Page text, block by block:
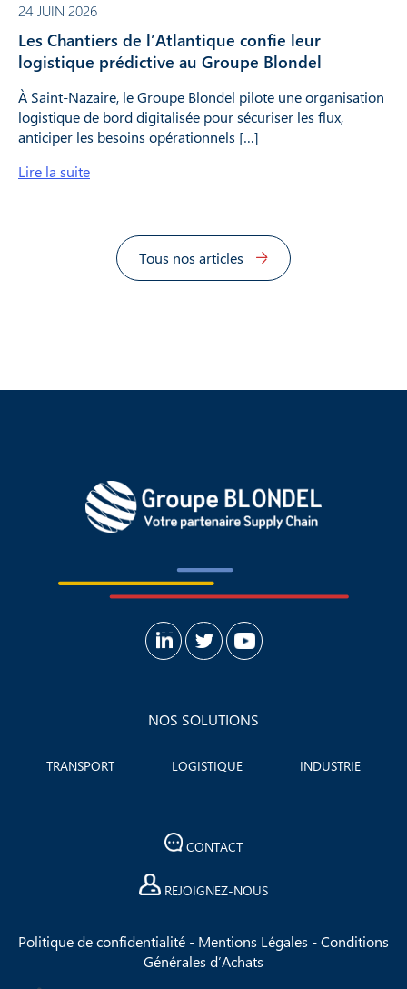
24 JUIN 2026
Les Chantiers de l’Atlantique confie leur
logistique prédictive au Groupe Blondel
À Saint-Nazaire, le Groupe Blondel pilote une organisation
logistique de bord digitalisée pour sécuriser les flux,
anticiper les besoins opérationnels […]
Lire la suite
Tous nos articles
NOS SOLUTIONS
TRANSPORT LOGISTIQUE INDUSTRIE
CONTACT
REJOIGNEZ-NOUS
Politique de confidentialité - Mentions Légales -Conditions
Générales d’Achats